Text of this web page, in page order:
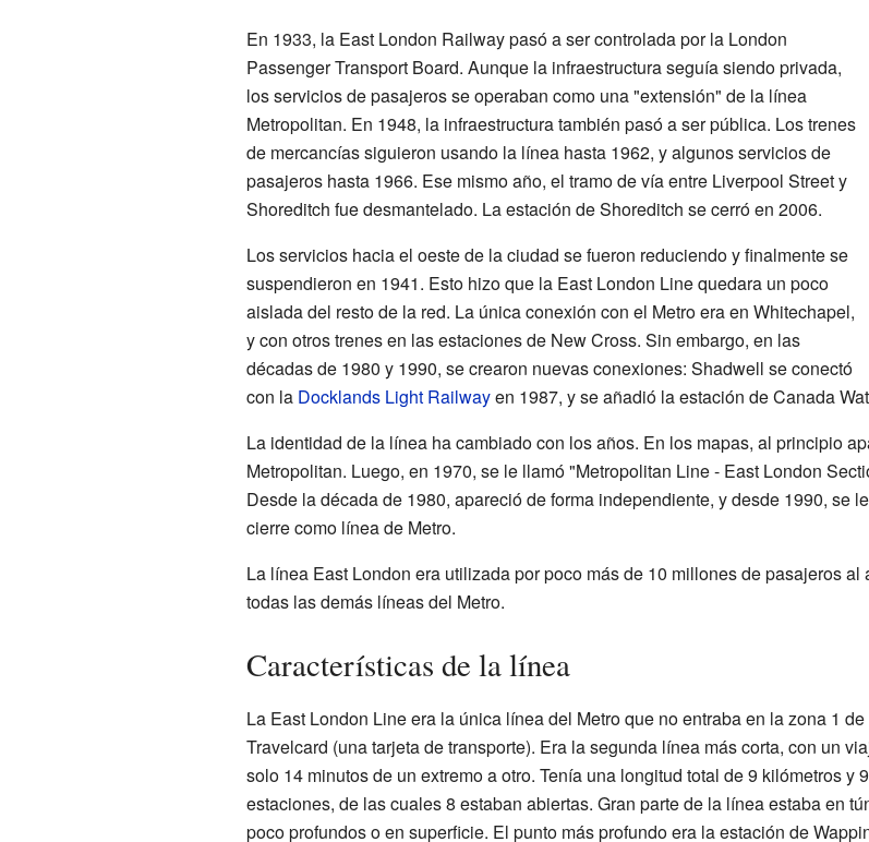
En 1933, la East London Railway pasó a ser controlada por la London
Passenger Transport Board. Aunque la infraestructura seguía siendo privada,
los servicios de pasajeros se operaban como una "extensión" de la línea
Metropolitan. En 1948, la infraestructura también pasó a ser pública. Los trenes
de mercancías siguieron usando la línea hasta 1962, y algunos servicios de
pasajeros hasta 1966. Ese mismo año, el tramo de vía entre Liverpool Street y
Shoreditch fue desmantelado. La estación de Shoreditch se cerró en 2006.
Los servicios hacia el oeste de la ciudad se fueron reduciendo y finalmente se
suspendieron en 1941. Esto hizo que la East London Line quedara un poco
aislada del resto de la red. La única conexión con el Metro era en Whitechapel,
y con otros trenes en las estaciones de New Cross. Sin embargo, en las
décadas de 1980 y 1990, se crearon nuevas conexiones: Shadwell se conectó
con la Docklands Light Railwayen 1987, y se añadió la estación de Canada
La identidad de la línea ha cambiado con los años. En los mapas, al principio
Metropolitan. Luego, en 1970, se le llamó "Metropolitan Line - East London
Desde la década de 1980, apareció de forma independiente, y desde 1990, se
cierre como línea de Metro.
La línea East London era utilizada por poco más de 10 millones de pasajeros
todas las demás líneas del Metro.
Características de la línea
La East London Line era la única línea del Metro que no entraba en la zona 1 de
Travelcard (una tarjeta de transporte). Era la segunda línea más corta, con un
solo 14 minutos de un extremo a otro. Tenía una longitud total de 9 kilómetros y 9
estaciones, de las cuales 8 estaban abiertas. Gran parte de la línea estaba en
poco profundos o en superficie. El punto más profundo era la estación de